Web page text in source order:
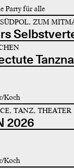
Party für alle
ZUM
Koch
TANZ, THEATER
2026
Koch